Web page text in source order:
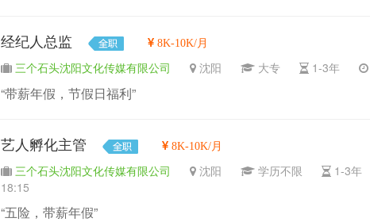
经纪人总监 8K-10K/月
三个石头沈阳文化传媒有限公司 沈阳 大专 1-3年
“带薪年假，节假日福利”
艺人孵化主管 8K-10K/月
三个石头沈阳文化传媒有限公司 沈阳 学历不限 1-3
18:15
“五险，带薪年假”